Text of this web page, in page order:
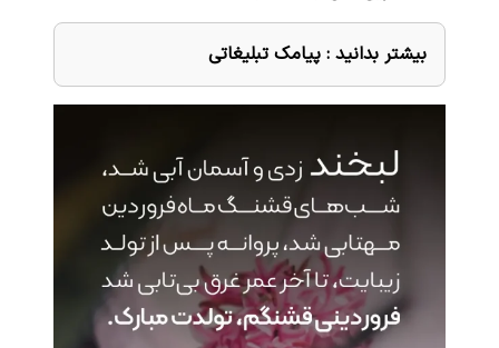
بیشتر بدانید : پیامک تبلیغاتی